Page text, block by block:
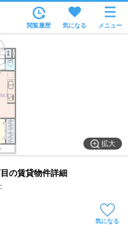
・駅から
から
相場から
通学時間から
特集から
産会社から
閲覧履歴 気になる メニュー
拡大
の賃貸物件詳細
気になる